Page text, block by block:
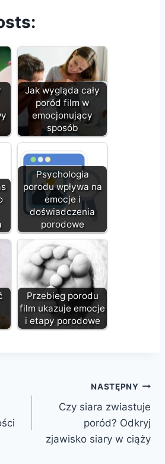
Jak wygląda cały
poród film w
emocjonujący
sposób
Psychologia
porodu wpływa na
emocje i
doświadczenia
porodowe
Przebieg porodu
film ukazuje emocje
i etapy porodowe
NASTĘPNY
Czy siara zwiastuje
poród? Odkryj
zjawisko siary w ciąży